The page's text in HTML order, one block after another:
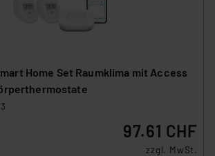
Home Set Raumklima mit Access
97.61 CHF
zzgl. MwSt.